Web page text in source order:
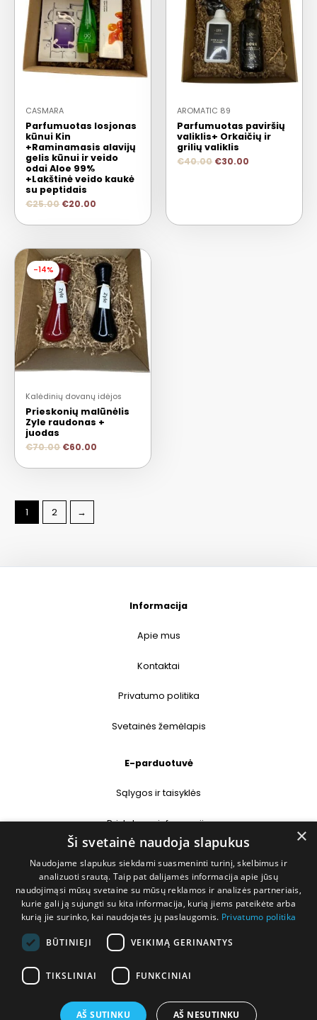
CASMARA
Parfumuotas losjonas
kūnui Kin
+Raminamasis alavijų
gelis kūnui ir veido
odai Aloe 99%
+Lakštinė veido kaukė
su peptidais
€25.00 €20.00
AROMATIC 89
Parfumuotas paviršių
valiklis+ Orkaičių ir
grilių valiklis
€40.00 €30.00
-14%
Kalėdinių dovanų idėjos
Prieskonių malūnėlis
Zyle raudonas +
juodas
€70.00 €60.00
1 2 →
Informacija
Apie mus
Kontaktai
Privatumo politika
Svetainės žemėlapis
E-parduotuvė
Sąlygos ir taisyklės
Pristatymo informacija
Prekių grąžinimas
Kontaktai
+370 677 31358
info@deshop.lt
Megėjų g. 5A, Žukiškių k., Trakų r.
×
Ši svetainė naudoja slapukus
Naudojame slapukus siekdami suasmeninti turinį, skelbimus ir
analizuoti srautą. Taip pat dalijamės informacija apie jūsų
naudojimąsi mūsų svetaine su mūsų reklamos ir analizės partneriais,
kurie gali ją sujungti su kita informacija, kurią jiems pateikėte arba
kurią jie surinko, kai naudojatės jų paslaugomis. Privatumo politika
BŪTINIEJI VEIKIMĄ GERINANTYS
TIKSLINIAI FUNKCINIAI
AŠ SUTINKU AŠ NESUTINKU